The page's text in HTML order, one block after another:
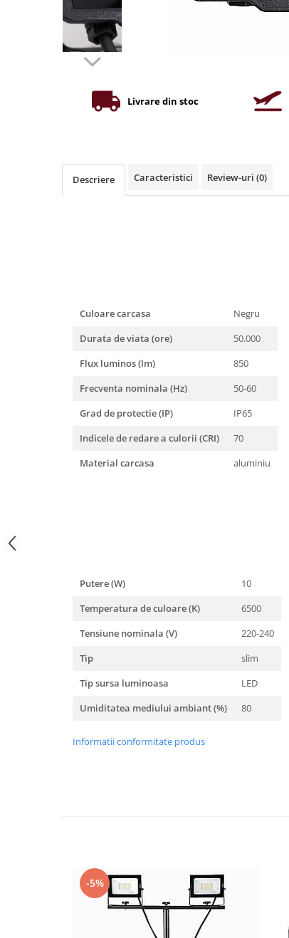
Iluminat arhitectural
Lampadare
Becuri LED Decor
Becuri LED cu filament
Profil banda LED
Priza exterior
Livrare din stoc
Descriere Caracteristici Review-uri (0)
Culoare carcasa
Negru
Durata de viata (ore)
50.000
Flux luminos (lm)
850
Frecventa nominala (Hz)
50-60
Grad de protectie (IP)
IP65
Indicele de redare a culorii (CRI)
70
Material carcasa
aluminiu
Putere (W)
10
Temperatura de culoare (K)
6500
Tensiune nominala (V)
220-240
Tip
slim
Tip sursa luminoasa
LED
Umiditatea mediului ambiant (%)
80
Informatii conformitate produs
-5%